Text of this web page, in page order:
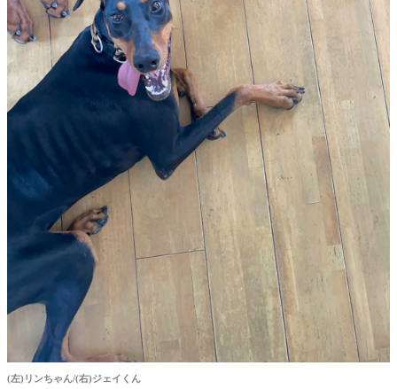
(左)リンちゃん/(右)ジェイくん